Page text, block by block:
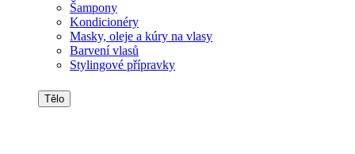
Šampony
Kondicionéry
Masky, oleje a kúry na vlasy
Barvení vlasů
Stylingové přípravky
Tělo